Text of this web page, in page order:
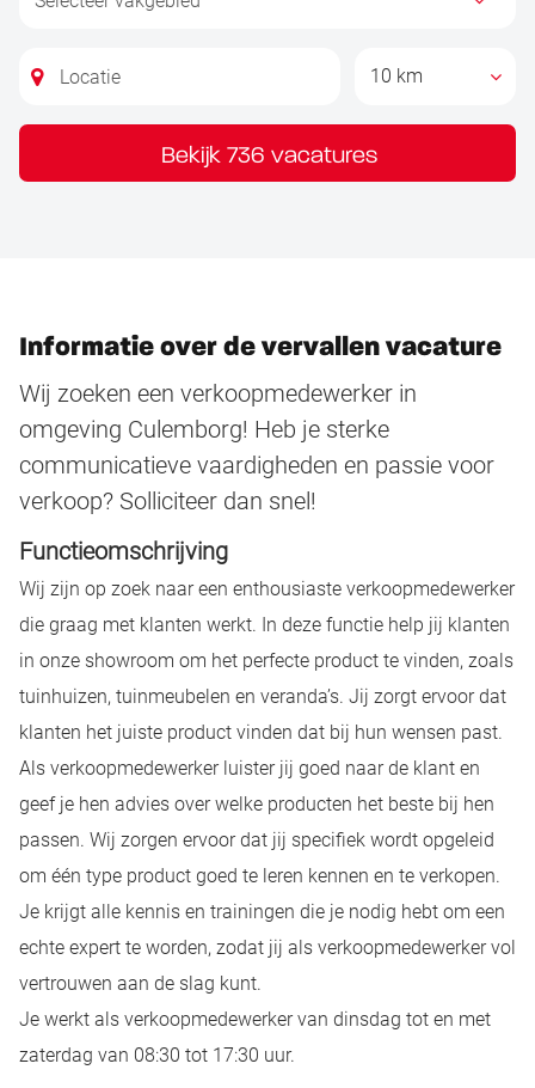
10 km
Bekijk 736 vacatures
Informatie over de vervallen vacature
Wij zoeken een verkoopmedewerker in
omgeving Culemborg! Heb je sterke
communicatieve vaardigheden en passie voor
verkoop? Solliciteer dan snel!
Functieomschrijving
Wij zijn op zoek naar een enthousiaste verkoopmedewerker
die graag met klanten werkt. In deze functie help jij klanten
in onze showroom om het perfecte product te vinden, zoals
tuinhuizen, tuinmeubelen en veranda’s. Jij zorgt ervoor dat
klanten het juiste product vinden dat bij hun wensen past.
Als verkoopmedewerkerluister jij goed naar de klant en
geef je hen advies over welke producten het beste bij hen
passen. Wij zorgen ervoor dat jij specifiek wordt opgeleid
om één type product goed te leren kennen en te verkopen.
Je krijgt alle kennis en trainingen die je nodig hebt om een
echte expert te worden, zodat jij als verkoopmedewerkervol
vertrouwen aan de slag kunt.
Je werkt als verkoopmedewerker van dinsdag tot en met
zaterdag van 08:30 tot 17:30 uur.